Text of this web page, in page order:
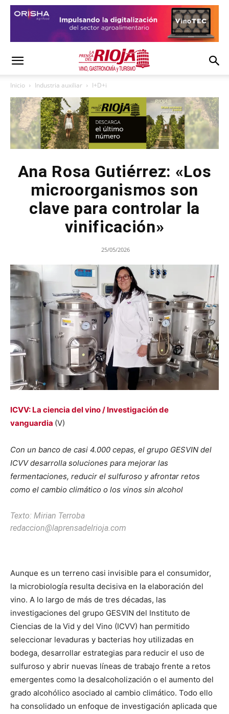
Inicio Industria auxiliar I+D+i
Ana Rosa Gutiérrez: «Los
microorganismos son
clave para controlar la
vinificación»
25/05/2026
ICVV: La ciencia del vino / Investigación de
vanguardia (V)
Con un banco de casi 4.000 cepas, el grupo GESVIN del
ICVV desarrolla soluciones para mejorar las
fermentaciones, reducir el sulfuroso y afrontar retos
como el cambio climático o los vinos sin alcohol
Texto: Mirian Terroba
redaccion@laprensadelrioja.com
Aunque es un terreno casi invisible para el consumidor,
la microbiología resulta decisiva en la elaboración del
vino. A lo largo de más de tres décadas, las
investigaciones del grupo GESVIN del Instituto de
Ciencias de la Vid y del Vino (ICVV) han permitido
seleccionar levaduras y bacterias hoy utilizadas en
bodega, desarrollar estrategias para reducir el uso de
sulfuroso y abrir nuevas líneas de trabajo frente a retos
emergentes como la desalcoholización o el aumento del
grado alcohólico asociado al cambio climático. Todo ello
ha consolidado un enfoque de investigación aplicada que